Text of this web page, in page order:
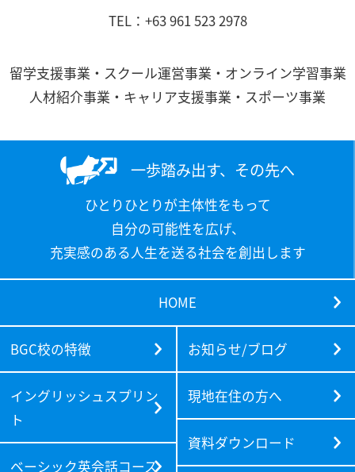
TEL：+63 961 523 2978
留学支援事業・スクール運営事業・オンライン学習事業
人材紹介事業・キャリア支援事業・スポーツ事業
一歩踏み出す、その先へ
ひとりひとりが主体性をもって
自分の可能性を広げ、
充実感のある人生を送る社会を創出します
HOME
BGC校の特徴
イングリッシュスプリン
ト
ベーシック英会話コース
お知らせ/ブログ
現地在住の方へ
資料ダウンロード